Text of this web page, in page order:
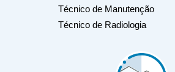
Técnico de Manutenção
Técnico de Radiologia